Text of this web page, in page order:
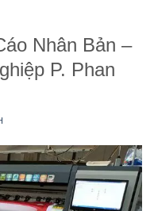
Nhân Bản –
P. Phan